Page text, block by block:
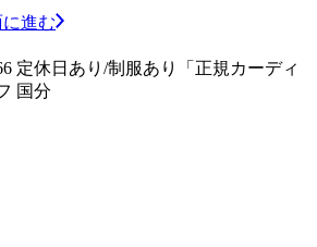
進む
定休日あり/制服あり「正規カーディ
国分